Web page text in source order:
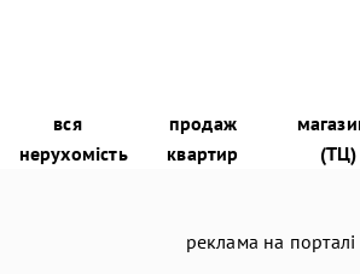
вся
нерухомість
продаж
квартир
(ТЦ)
реклама на порталі